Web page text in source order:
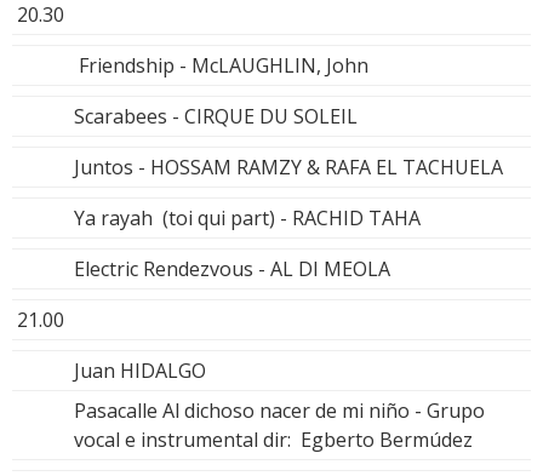
20.30
Friendship - McLAUGHLIN, John
Scarabees - CIRQUE DU SOLEIL
Juntos - HOSSAM RAMZY & RAFA EL TACHUELA
Ya rayah (toi qui part) - RACHID TAHA
Electric Rendezvous - AL DI MEOLA
21.00
Juan HIDALGO
Pasacalle Al dichoso nacer de mi niño - Grupo
vocal e instrumental dir: Egberto Bermúdez